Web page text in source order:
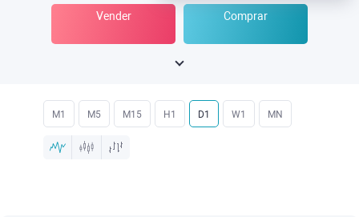
Vender Comprar
M1 M5 M15 H1 D1 W1 MN